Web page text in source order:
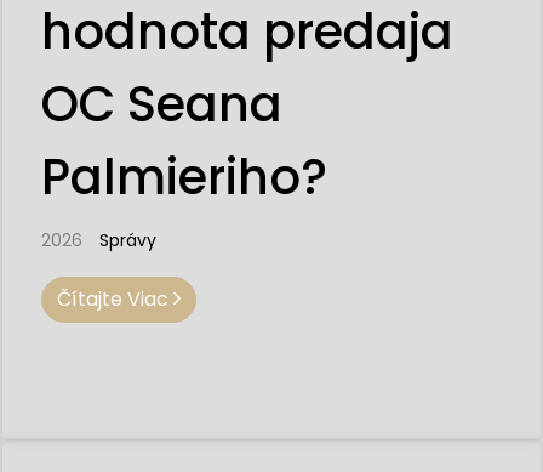
hodnota predaja
OC Seana
Palmieriho?
2026 Správy
Čítajte Viac